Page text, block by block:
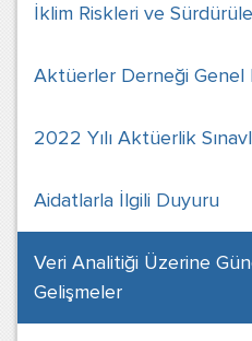
İklim Riskleri ve
Aktüerler Derneği Genel
2022 Yılı Aktüerlik
Aidatlarla İlgili Duyuru
Veri Analitiği Üzerine
Gelişmeler